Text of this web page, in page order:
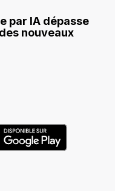
par IA dépasse
nouveaux